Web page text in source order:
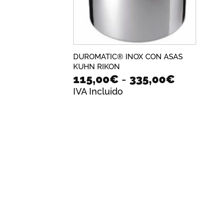
DUROMATIC® INOX CON ASAS
KUHN RIKON
115,00€ - 335,00€Rango
IVA Incluido